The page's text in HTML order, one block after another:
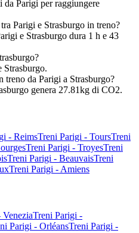
da Parigi per raggiungere
Parigi e Strasburgo in treno?
e Strasburgo dura 1 h e 43
Strasburgo.
treno da Parigi a Strasburgo?
genera 27.81kg di CO2.
- ReimsTreni Parigi - ToursTreni
Treni Parigi - TroyesTreni
Treni Parigi - BeauvaisTreni
Treni Parigi - Amiens
Treni Parigi -
Parigi - OrléansTreni Parigi -